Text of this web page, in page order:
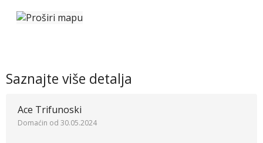
Saznajte više detalja
Ace Trifunoski
Domaćin od 30.05.2024